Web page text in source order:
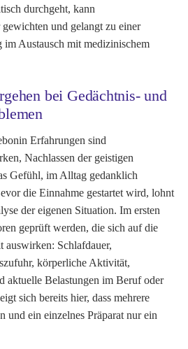
durchgeht, kann
und gelangt zu einer
im Austausch mit medizinischem
bei Gedächtnis- und
Erfahrungen sind
Nachlassen der geistigen
Gefühl, im Alltag gedanklich
die Einnahme gestartet wird, lohnt
der eigenen Situation. Im ersten
geprüft werden, die sich auf die
auswirken: Schlafdauer,
körperliche Aktivität,
aktuelle Belastungen im Beruf oder
sich bereits hier, dass mehrere
und ein einzelnes Präparat nur ein